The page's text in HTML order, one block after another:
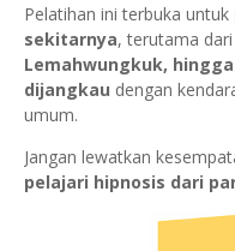
Pelatihan ini terbuka untuk
sekitarnya, terutama dari
Lemahwungkuk,
dijangkau dengan
umum.
Jangan lewatkan
pelajari hipnosis dari